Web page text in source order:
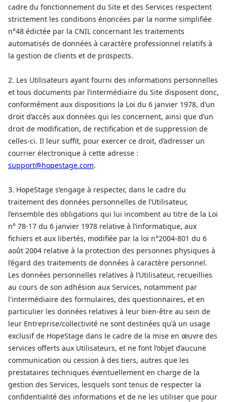
cadre du fonctionnement du Site et des Services respectent
strictement les conditions énoncées par la norme simplifiée
n°48 édictée par la CNIL concernant les traitements
automatisés de données à caractère professionnel relatifs à
la gestion de clients et de prospects.
2. Les Utilisateurs ayant fourni des informations personnelles
et tous documents par l’intermédiaire du Site disposent donc,
conformément aux dispositions la Loi du 6 janvier 1978, d’un
droit d’accès aux données qui les concernent, ainsi que d’un
droit de modification, de rectification et de suppression de
celles-ci. Il leur suffit, pour exercer ce droit, d’adresser un
courrier électronique à cette adresse :
support@hopestage.com.
3. HopeStage s’engage à respecter, dans le cadre du
traitement des données personnelles de l’Utilisateur,
l’ensemble des obligations qui lui incombent au titre de la Loi
n° 78-17 du 6 janvier 1978 relative à l’informatique, aux
fichiers et aux libertés, modifiée par la loi n°2004-801 du 6
août 2004 relative à la protection des personnes physiques à
l’égard des traitements de données à caractère personnel.
Les données personnelles relatives à l’Utilisateur, recueillies
au cours de son adhésion aux Services, notamment par
l'intermédiaire des formulaires, des questionnaires, et en
particulier les données relatives à leur bien-être au sein de
leur Entreprise/collectivité ne sont destinées qu'à un usage
exclusif de HopeStage dans le cadre de la mise en œuvre des
services offerts aux Utilisateurs, et ne font l’objet d’aucune
communication ou cession à des tiers, autres que les
prestataires techniques éventuellement en charge de la
gestion des Services, lesquels sont tenus de respecter la
confidentialité des informations et de ne les utiliser que pour